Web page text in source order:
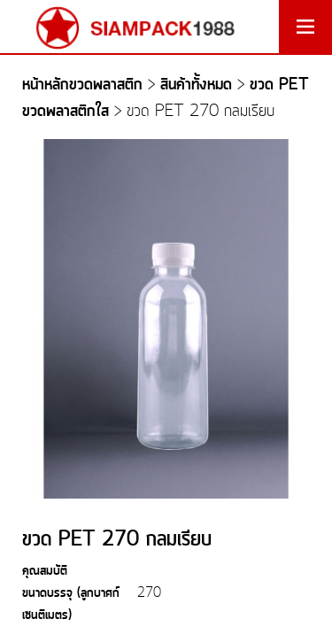
หน้าหลักขวดพลาสติก > สินค้าทั้งหมด > ขวด PET
ขวดพลาสติกใส > ขวด PET 270 กลมเรียบ
ขวด PET 270 กลมเรียบ
คุณสมบัติ
ขนาดบรรจุ (ลูกบาศก์
เซนติเมตร)
270